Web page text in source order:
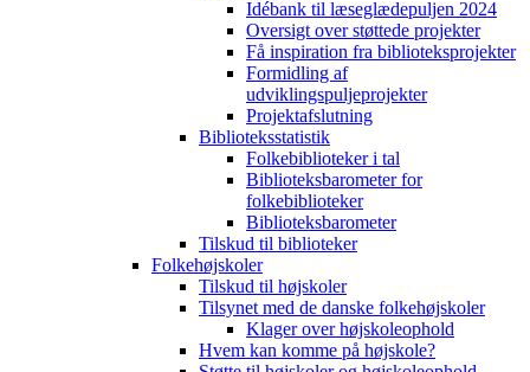
Idébank til læseglædepuljen 2024
Oversigt over støttede projekter
Få inspiration fra biblioteksprojekter
Formidling af
udviklingspuljeprojekter
Projektafslutning
Biblioteksstatistik
Folkebiblioteker i tal
Biblioteksbarometer for
folkebiblioteker
Biblioteksbarometer
Tilskud til biblioteker
Folkehøjskoler
Tilskud til højskoler
Tilsynet med de danske folkehøjskoler
Klager over højskoleophold
Hvem kan komme på højskole?